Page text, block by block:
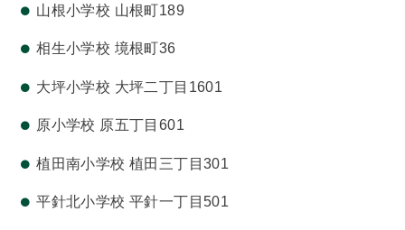
山根小学校 山根町189
相生小学校 境根町36
大坪小学校 大坪二丁目1601
原小学校 原五丁目601
植田南小学校 植田三丁目301
平針北小学校 平針一丁目501